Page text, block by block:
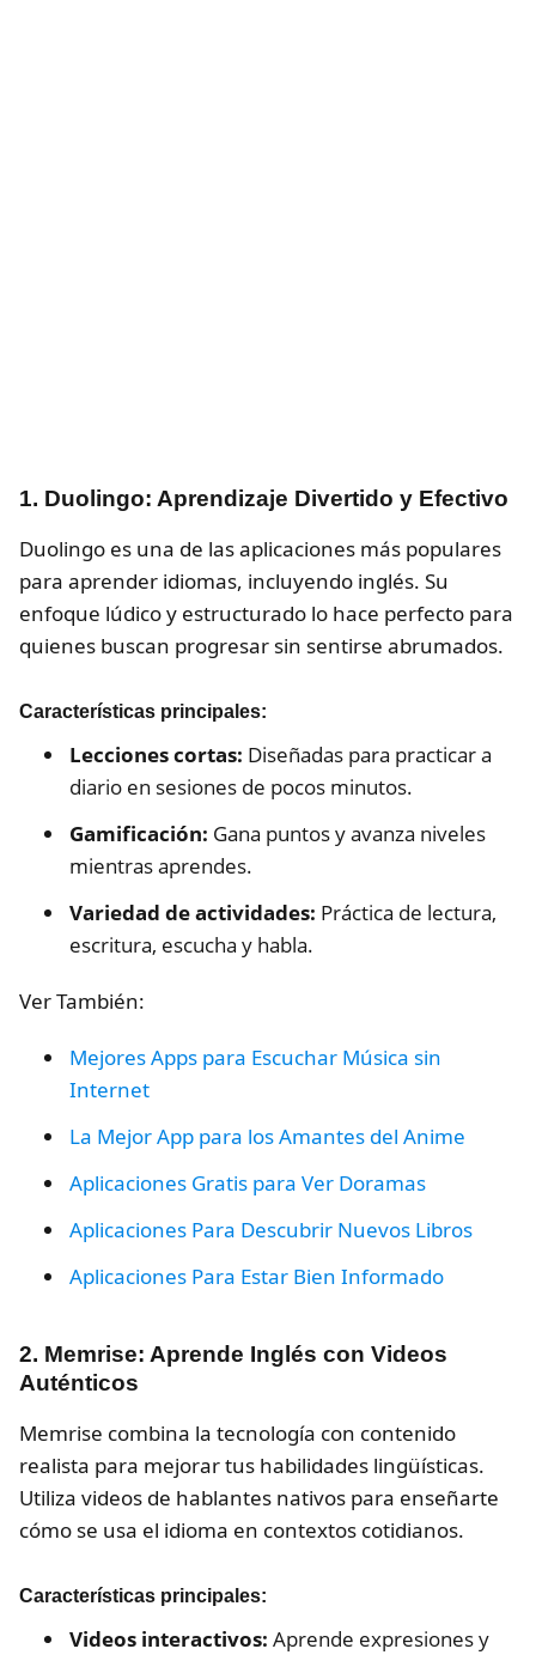
1. Duolingo: Aprendizaje Divertido y Efectivo
Duolingo es una de las aplicaciones más populares
para aprender idiomas, incluyendo inglés. Su
enfoque lúdico y estructurado lo hace perfecto para
quienes buscan progresar sin sentirse abrumados.
Características principales:
Lecciones cortas: Diseñadas para practicar a
diario en sesiones de pocos minutos.
Gamificación: Gana puntos y avanza niveles
mientras aprendes.
Variedad de actividades: Práctica de lectura,
escritura, escucha y habla.
Ver También:
Mejores Apps para Escuchar Música sin
Internet
La Mejor App para los Amantes del Anime
Aplicaciones Gratis para Ver Doramas
Aplicaciones Para Descubrir Nuevos Libros
Aplicaciones Para Estar Bien Informado
2. Memrise: Aprende Inglés con Videos
Auténticos
Memrise combina la tecnología con contenido
realista para mejorar tus habilidades lingüísticas.
Utiliza videos de hablantes nativos para enseñarte
cómo se usa el idioma en contextos cotidianos.
Características principales:
Videos interactivos: Aprende expresiones y